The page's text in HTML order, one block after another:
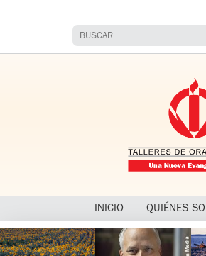
INICIO QUIÉNES